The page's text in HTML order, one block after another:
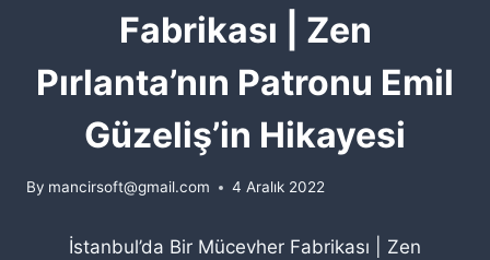
Fabrikası | Zen
Pırlanta’nın Patronu Emil
Güzeliş’in Hikayesi
By mancirsoft@gmail.com 4 Aralık 2022
İstanbul’da Bir Mücevher Fabrikası | Zen